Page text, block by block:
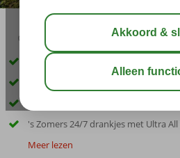
03:45
*Excursiepakket met 3 excursies
Luxe hotel vlak bij het strand
's Zomers 24/7 drankjes met Ultra
Meer lezen